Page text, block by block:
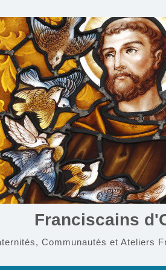
Franciscains
Communautés et Ateliers